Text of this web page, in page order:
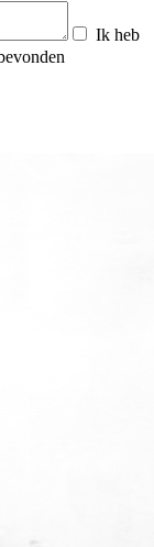
Ik heb